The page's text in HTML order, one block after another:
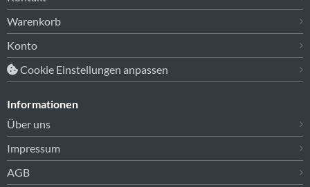
Warenkorb
Konto
Cookie Einstellungen anpassen
Informationen
Über uns
Impressum
AGB